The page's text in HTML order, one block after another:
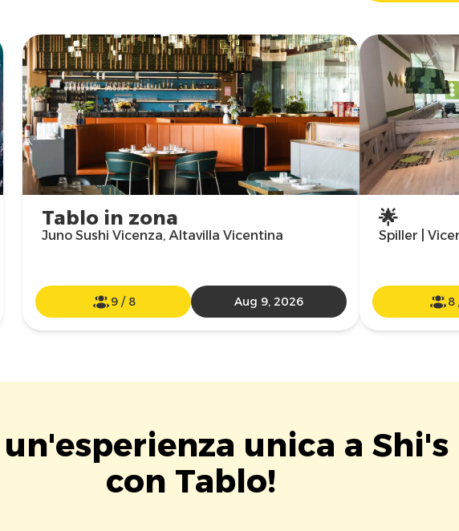
Tablo in zona
Juno Sushi Vicenza, Altavilla Vicentina
9/ 8 Aug 9, 2026
🌟
Spiller |
8
unica a Shi's
con Tablo!